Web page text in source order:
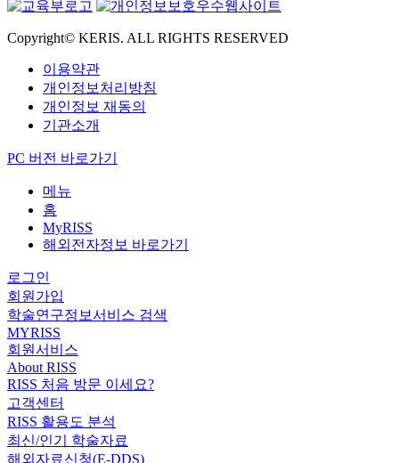
Copyright© KERIS. ALL RIGHTS RESERVED
이용약관
개인정보처리방침
개인정보 재동의
기관소개
PC 버전 바로가기
메뉴
홈
MyRISS
해외전자정보 바로가기
로그인
회원가입
학술연구정보서비스 검색
MYRISS
회원서비스
About RISS
RISS 처음 방문 이세요?
고객센터
RISS 활용도 분석
최신/인기 학술자료
해외자료신청(E-DDS)